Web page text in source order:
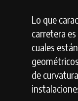
Lo que
carretera
cuales
de